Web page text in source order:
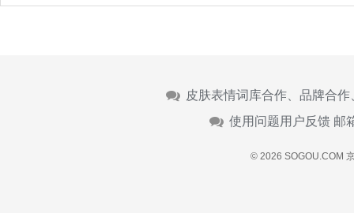
皮肤表情词库合作、品牌合
使用问题用户反馈 邮
© 2026 SOGOU.COM